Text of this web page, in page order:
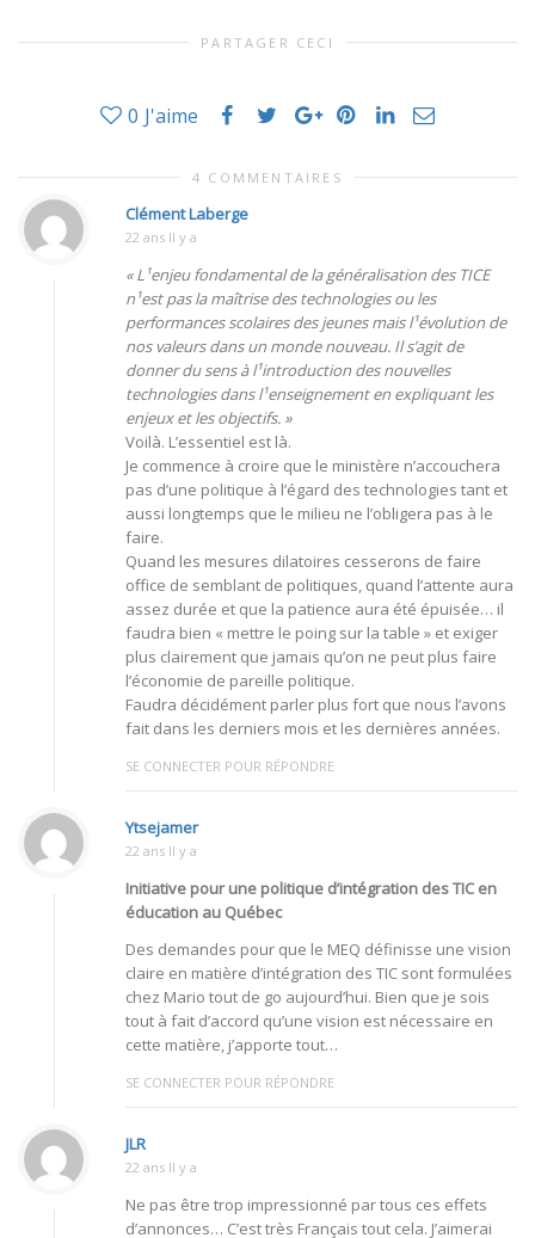
PARTAGER CECI
0 J'aime
4 COMMENTAIRES
Clément Laberge
22 ans Il y a
« L¹enjeu fondamental de la généralisation des TICE
n¹est pas la maîtrise des technologies ou les
performances scolaires des jeunes mais l¹évolution de
nos valeurs dans un monde nouveau. Il s’agit de
donner du sens à l¹introduction des nouvelles
technologies dans l¹enseignement en expliquant les
enjeux et les objectifs. »
Voilà. L’essentiel est là.
Je commence à croire que le ministère n’accouchera
pas d’une politique à l’égard des technologies tant et
aussi longtemps que le milieu ne l’obligera pas à le
faire.
Quand les mesures dilatoires cesserons de faire
office de semblant de politiques, quand l’attente aura
assez durée et que la patience aura été épuisée… il
faudra bien « mettre le poing sur la table » et exiger
plus clairement que jamais qu’on ne peut plus faire
l’économie de pareille politique.
Faudra décidément parler plus fort que nous l’avons
fait dans les derniers mois et les dernières années.
SE CONNECTER POUR RÉPONDRE
Ytsejamer
22 ans Il y a
Initiative pour une politique d’intégration des TIC en
éducation au Québec
Des demandes pour que le MEQ définisse une vision
claire en matière d’intégration des TIC sont formulées
chez Mario tout de go aujourd’hui. Bien que je sois
tout à fait d’accord qu’une vision est nécessaire en
cette matière, j’apporte tout…
SE CONNECTER POUR RÉPONDRE
JLR
22 ans Il y a
Ne pas être trop impressionné par tous ces effets
d’annonces… C’est très Français tout cela. J’aimerai